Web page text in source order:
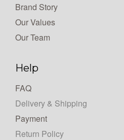
Brand Story
Our Values
Our Team
Help
FAQ
Delivery & Shipping
Payment
Return Policy